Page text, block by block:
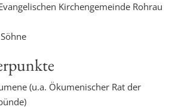
Kirchengemeinde Rohrau
(u.a. Ökumenischer Rat der